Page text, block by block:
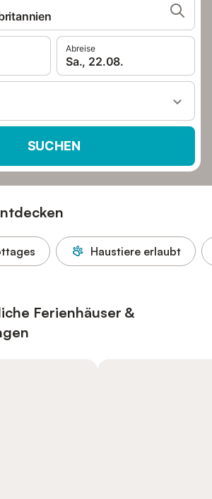
Abreise
Sa., 22.08.
SUCHEN
Haustiere erlaubt
Ferienhäuser &